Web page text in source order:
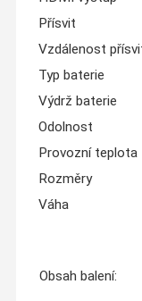
Přísvit
Vzdálenost
Typ baterie
Výdrž baterie
Odolnost
Provozní teplota
Rozměry
Váha
Obsah balení: